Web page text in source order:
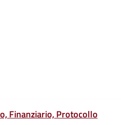
Finanziario, Protocollo